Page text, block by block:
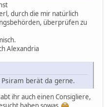
durch die mir natürlich
überprüfen zu
Alexandria
berät da gerne.
ihr auch einen Consigliere,